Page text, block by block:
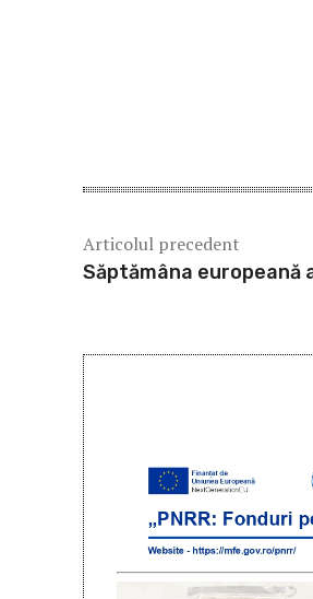
Articolul precedent
Săptămâna europeană